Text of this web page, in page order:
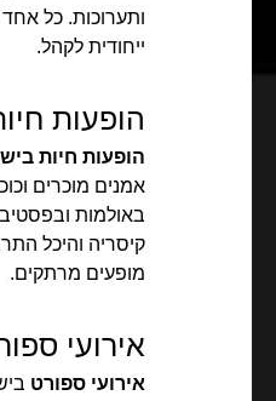
ותערוכות. כל
ייחודית לקהל.
הופעות
הופעות חיות
אמנים מוכרים
באולמות
קיסריה והיכל
מופעים מרתקים.
אירועי
אירועי ספורט